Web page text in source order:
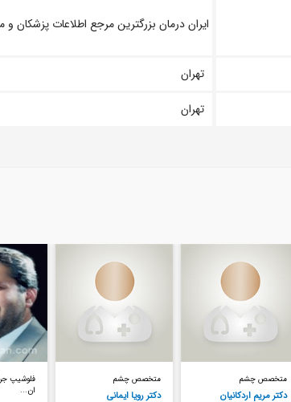
ایران درمان بزرگترین مرجع اطلاعات پزشکان و
تهران
تهران
متخصص چشم
دکتر رویا ایمانی
فلوشیپ جراحی پلاستیک و
ان...
فلوشیپ
دکتر